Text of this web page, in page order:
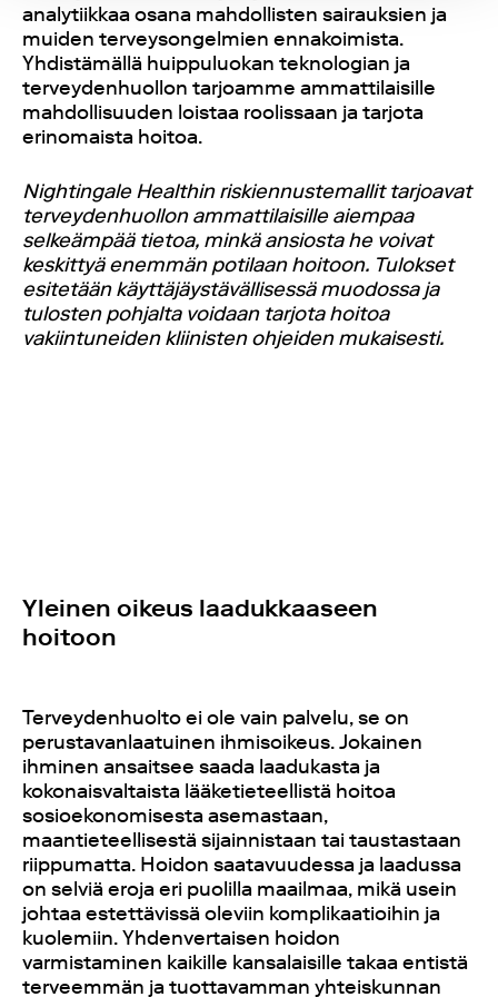
analytiikkaa osana mahdollisten sairauksien ja
muiden terveysongelmien ennakoimista.
Yhdistämällä huippuluokan teknologian ja
terveydenhuollon tarjoamme ammattilaisille
mahdollisuuden loistaa roolissaan ja tarjota
erinomaista hoitoa.
Nightingale Healthin riskiennustemallit tarjoavat
terveydenhuollon ammattilaisille aiempaa
selkeämpää tietoa, minkä ansiosta he voivat
keskittyä enemmän potilaan hoitoon. Tulokset
esitetään käyttäjäystävällisessä muodossa ja
tulosten pohjalta voidaan tarjota hoitoa
vakiintuneiden kliinisten ohjeiden mukaisesti.
Yleinen oikeus laadukkaaseen
hoitoon
Terveydenhuolto ei ole vain palvelu, se on
perustavanlaatuinen ihmisoikeus. Jokainen
ihminen ansaitsee saada laadukasta ja
kokonaisvaltaista lääketieteellistä hoitoa
sosioekonomisesta asemastaan,
maantieteellisestä sijainnistaan tai taustastaan
riippumatta. Hoidon saatavuudessa ja laadussa
on selviä eroja eri puolilla maailmaa, mikä usein
johtaa estettävissä oleviin komplikaatioihin ja
kuolemiin. Yhdenvertaisen hoidon
varmistaminen kaikille kansalaisille takaa entistä
terveemmän ja tuottavamman yhteiskunnan